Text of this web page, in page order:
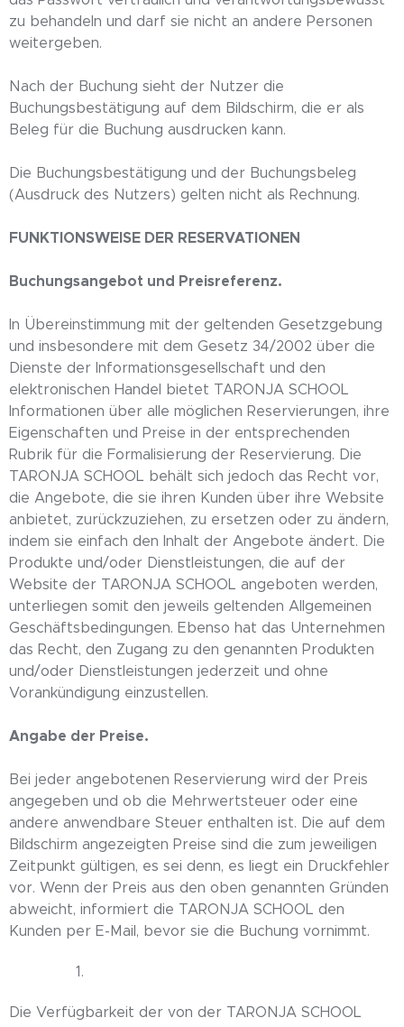
zu behandeln und darf sie nicht an andere Personen
weitergeben.
Nach der Buchung sieht der Nutzer die
Buchungsbestätigung auf dem Bildschirm, die er als
Beleg für die Buchung ausdrucken kann.
Die Buchungsbestätigung und der Buchungsbeleg
(Ausdruck des Nutzers) gelten nicht als Rechnung.
FUNKTIONSWEISE DER RESERVATIONEN
Buchungsangebot und Preisreferenz.
In Übereinstimmung mit der geltenden Gesetzgebung
und insbesondere mit dem Gesetz 34/2002 über die
Dienste der Informationsgesellschaft und den
elektronischen Handel bietet TARONJA SCHOOL
Informationen über alle möglichen Reservierungen, ihre
Eigenschaften und Preise in der entsprechenden
Rubrik für die Formalisierung der Reservierung. Die
TARONJA SCHOOL behält sich jedoch das Recht vor,
die Angebote, die sie ihren Kunden über ihre Website
anbietet, zurückzuziehen, zu ersetzen oder zu ändern,
indem sie einfach den Inhalt der Angebote ändert. Die
Produkte und/oder Dienstleistungen, die auf der
Website der TARONJA SCHOOL angeboten werden,
unterliegen somit den jeweils geltenden Allgemeinen
Geschäftsbedingungen. Ebenso hat das Unternehmen
das Recht, den Zugang zu den genannten Produkten
und/oder Dienstleistungen jederzeit und ohne
Vorankündigung einzustellen.
Angabe der Preise.
Bei jeder angebotenen Reservierung wird der Preis
angegeben und ob die Mehrwertsteuer oder eine
andere anwendbare Steuer enthalten ist. Die auf dem
Bildschirm angezeigten Preise sind die zum jeweiligen
Zeitpunkt gültigen, es sei denn, es liegt ein Druckfehler
vor. Wenn der Preis aus den oben genannten Gründen
abweicht, informiert die TARONJA SCHOOL den
Kunden per E-Mail, bevor sie die Buchung vornimmt.
Die Verfügbarkeit der von der TARONJA SCHOOL